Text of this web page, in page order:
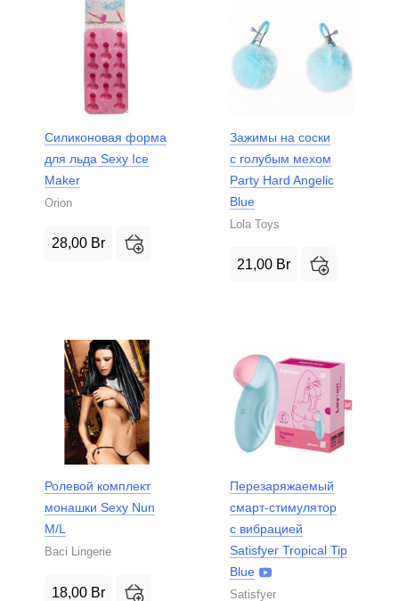
Силиконовая форма
для льда Sexy Ice
Maker
Orion
28,00 Br
Зажимы на соски
с голубым мехом
Party Hard Angelic
Blue
Lola Toys
21,00 Br
Ролевой комплект
монашки Sexy Nun
M/L
Baci Lingerie
18,00 Br
Перезаряжаемый
смарт-стимулятор
с вибрацией
Satisfyer Tropical Tip
Blue
Satisfyer